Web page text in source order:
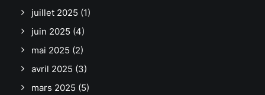
juillet 2025 (1)
juin 2025 (4)
mai 2025 (2)
avril 2025 (3)
mars 2025 (5)